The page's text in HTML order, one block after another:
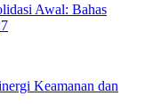
Awal: Bahas
Keamanan dan